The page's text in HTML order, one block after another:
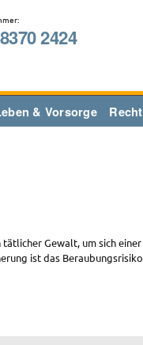
2424
& Vorsorge
Gewalt, um sich einer
ist das